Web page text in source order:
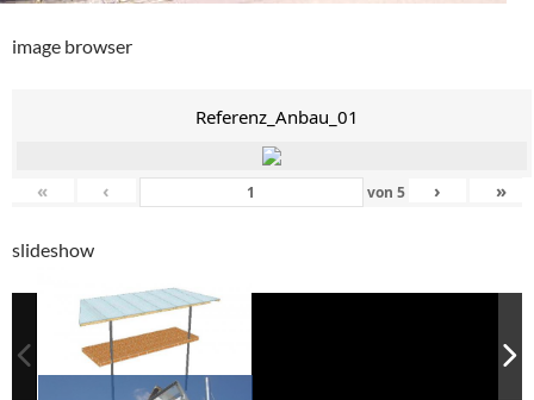
image browser
Referenz_Anbau_01
« ‹ von 5 › »
slideshow